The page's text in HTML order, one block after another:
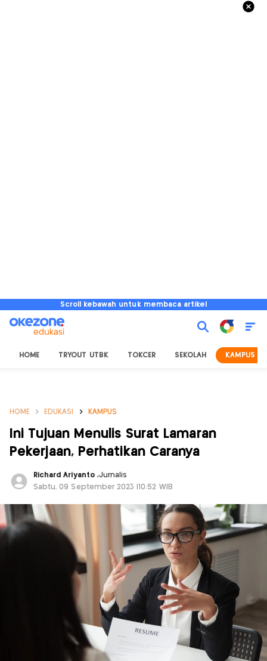
Scroll kebawah untuk membaca artikel
HOME TRYOUT UTBK TOKCER SEKOLAH KAMPUS
HOME EDUKASI KAMPUS
Ini Tujuan Menulis Surat Lamaran
Pekerjaan, Perhatikan Caranya
Richard Ariyanto ,Jurnalis
Sabtu, 09 September 2023 |10:52 WIB